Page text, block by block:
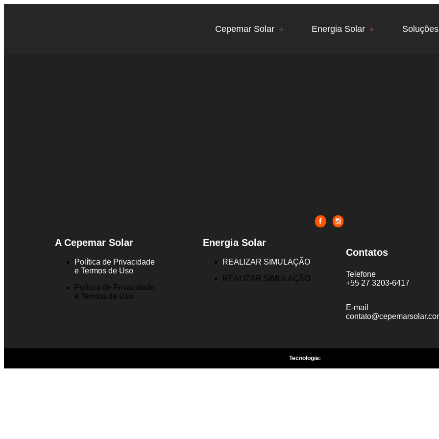
Cepemar Solar Energia Solar Soluções
A Cepemar Solar
Política de Privacidade
e Termos de Uso
Política de Privacidade
e Termos de Uso
Energia Solar
REALIZAR SIMULAÇÃO
REALIZAR SIMULAÇÃO
Contatos
Telefone
+55 27 3203-6417
E-mail
Tecnologia: